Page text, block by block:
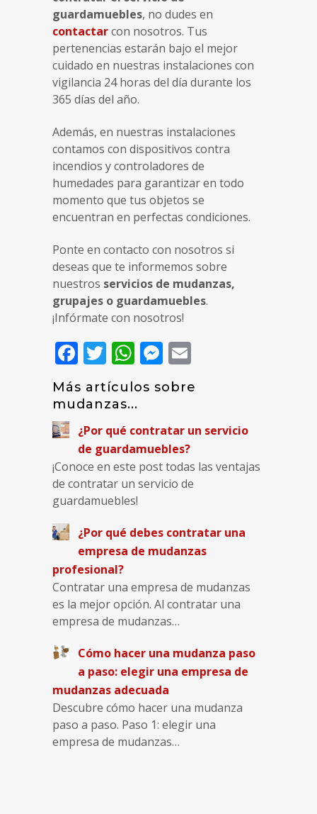
guardamuebles, no dudes en
contactarcon nosotros. Tus
pertenencias estarán bajo el mejor
cuidado en nuestras instalaciones con
vigilancia 24 horas del día durante los
365 días del año.
Además, en nuestras instalaciones
contamos con dispositivos contra
incendios y controladores de
humedades para garantizar en todo
momento que tus objetos se
encuentran en perfectas condiciones.
Ponte en contacto con nosotros si
deseas que te informemos sobre
nuestros servicios de mudanzas,
grupajes o guardamuebles.
¡Infórmate con nosotros!
Facebook
Twitter
WhatsApp
Messenger
Más artículos sobre
mudanzas...
¿Por qué contratar un servicio
de guardamuebles?
¡Conoce en este post todas las ventajas
de contratar un servicio de
guardamuebles!
¿Por qué debes contratar una
empresa de mudanzas
profesional?
Contratar una empresa de mudanzas
es la mejor opción. Al contratar una
empresa de mudanzas…
Cómo hacer una mudanza paso
a paso: elegir una empresa de
mudanzas adecuada
Descubre cómo hacer una mudanza
paso a paso. Paso 1: elegir una
empresa de mudanzas…